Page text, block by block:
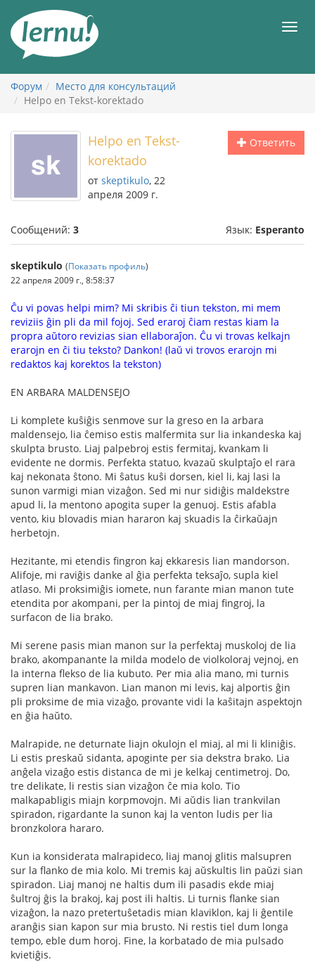
содержанию
Форум
Место для консультаций
Helpo en Tekst-korektado
Ответить
Helpo en Tekst-
korektado
от skeptikulo, 22
апреля 2009 г.
Сообщений: 3 Язык: Esperanto
skeptikulo (Показать профиль)
22 апреля 2009 г., 8:58:37
Ĉu vi povas helpi mim? Mi skribis ĉi tiun tekston, mi mem
reviziis ĝin pli da mil fojoj. Sed eraroj ĉiam restas kiam la
propra aŭtoro revizias sian ellaboraĵon. Ĉu vi trovas kelkajn
erarojn en ĉi tiu teksto? Dankon! (laŭ vi trovos erarojn mi
redaktos kaj korektos la tekston)
EN ARBARA MALDENSEJO
Li komplete kuŝiĝis senmove sur la greso en la arbara
maldensejo, lia ĉemiso estis malfermita sur lia inkandeska kaj
skulpta brusto. Liaj palpebroj estis fermitaj, kvankam li
evidente ne dormis. Perfekta statuo, kvazaŭ skulptaĵo el rara
kaj nekonata ŝtono. Mi ŝatus kuŝi dorsen, kiel li, kaj lasi la
sunon varmigi mian vizaĝon. Sed mi nur sidiĝis maldekstre
apud li, la mentono apogita super la genuoj. Estis afabla
vento, kiu blovadis mian hararon kaj skuadis la ĉirkaŭajn
herbetojn.
Hezitante, mi etendis fingron kaj ekkaresis lian mandorson.
Alifoje, mi raviĝis danke al ĝia perfekta teksaĵo, supla kiel
atlaso. Mi proksimiĝis iomete, nun farante mian manon tute
etendita por akompani, per la pintoj de miaj fingroj, la
surfacon de lia brako.
Mi serene pasis mian manon sur la perfektaj muskoloj de lia
brako, akompanante la milda modelo de violkoloraj vejnoj, en
la interna flekso de lia kubuto. Per mia alia mano, mi turnis
supren lian mankavon. Lian manon mi levis, kaj alportis ĝin
pli proksime de mia vizaĝo, provante vidi la kaŝitajn aspektojn
en ĝia haŭto.
Malrapide, ne deturnate liajn okulojn el miaj, al mi li kliniĝis.
Li estis preskaŭ sidanta, apoginte per sia dekstra brako. Lia
anĝela vizaĝo estis distanca de mi je kelkaj centimetroj. Do,
tre delikate, li restis sian vizaĝon ĉe mia kolo. Tio
malkapabligis miajn korpmovojn. Mi aŭdis lian trankvilan
spiradon, rigardante la sunon kaj la venton ludis per lia
bronzkolora hararo.
Kun ia konsiderata malrapideco, liaj manoj glitis malsupren
sur la flanko de mia kolo. Mi tremis kaj aŭskultis lin paŭzi sian
spiradon. Liaj manoj ne haltis dum ili pasadis ekde miaj
ŝultroj ĝis la brakoj, kaj post ili haltis. Li turnis flanke sian
vizaĝon, la nazo pretertuŝetadis mian klaviklon, kaj li ĝentile
aranĝis sian kapon sur mia brusto. Ni restis tiel dum longa
tempo, eble dum horoj. Fine, la korbatado de mia pulsado
kvietiĝis.